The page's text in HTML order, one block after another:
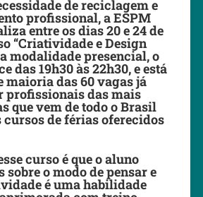
de reciclagem e
profissional, a ESPM
entre os dias 20 e 24 de
“Criatividade e Design
modalidade presencial, o
das 19h30 às 22h30, e está
maioria das 60 vagas já
profissionais das mais
que vem de todo o Brasil
de férias oferecidos
curso é que o aluno
sobre o modo de pensar e
é uma habilidade